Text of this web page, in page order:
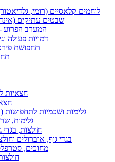
לוחמים קלאסיים (רומי,
שבטים עתיקים
המערב הפרוע
דמויות פעולה
תחפושת
חצאיות
גלימות ושכמיות לתחפושות
גלימות,
חולצות, בגדי
בגדי גוף, אוברולים
מחוכים,